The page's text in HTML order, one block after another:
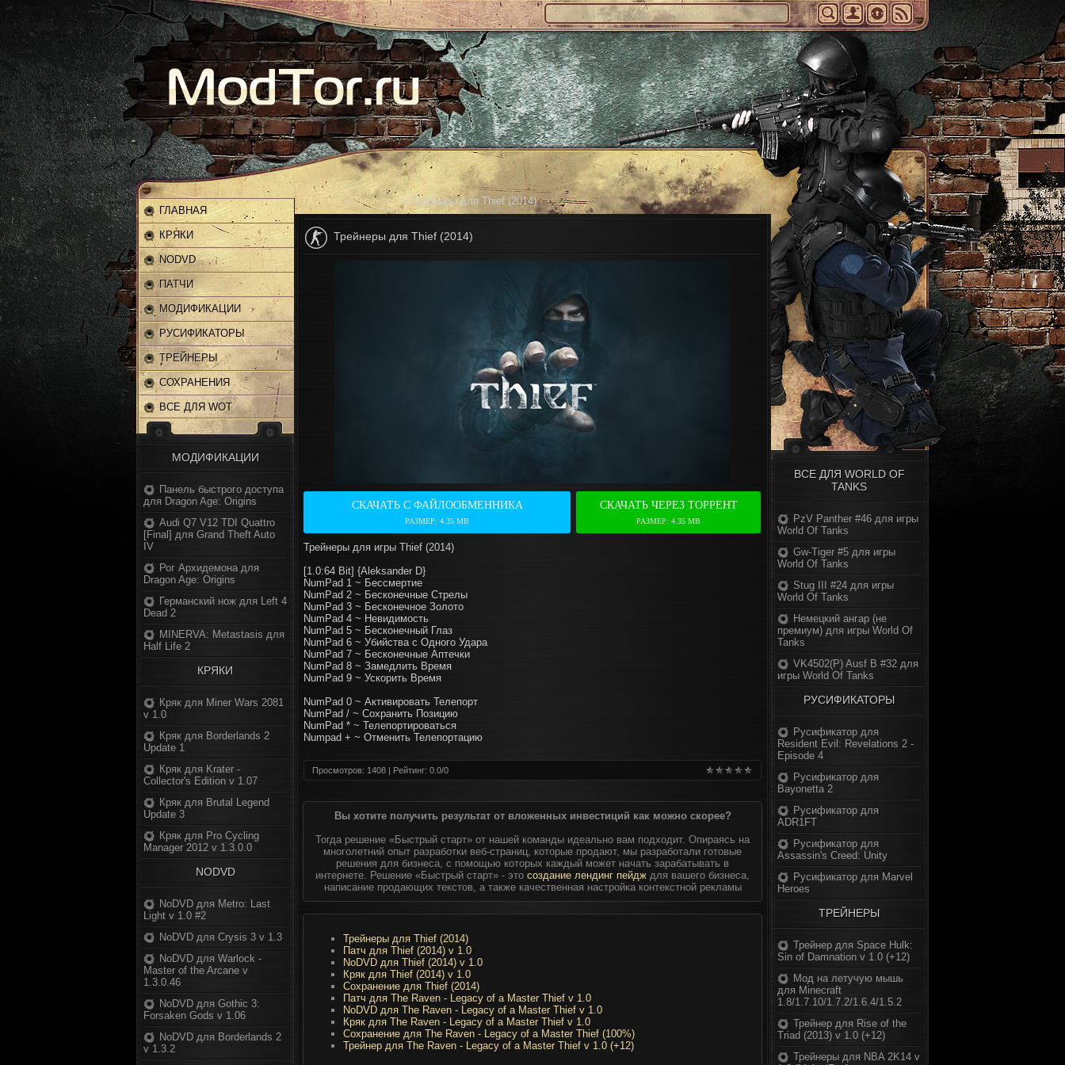
ГЛАВНАЯ
КРЯКИ
NODVD
ПАТЧИ
МОДИФИКАЦИИ
РУСИФИКАТОРЫ
ТРЕЙНЕРЫ
СОХРАНЕНИЯ
ВСЕ ДЛЯ WOT
МОДИФИКАЦИИ
Панель быстрого доступа
для Dragon Age: Origins
Audi Q7 V12 TDI Quattro
[Final] для Grand Theft Auto
IV
Рог Архидемона для
Dragon Age: Origins
Германский нож для Left 4
Dead 2
MINERVA: Metastasis для
Half Life 2
КРЯКИ
Кряк для Miner Wars 2081
v 1.0
Кряк для Borderlands 2
Update 1
Кряк для Krater -
Collector's Edition v 1.07
Кряк для Brutal Legend
Update 3
Кряк для Pro Cycling
Manager 2012 v 1.3.0.0
NODVD
NoDVD для Metro: Last
Light v 1.0 #2
NoDVD для Crysis 3 v 1.3
NoDVD для Warlock -
Master of the Arcane v
1.3.0.46
NoDVD для Gothic 3:
Forsaken Gods v 1.06
NoDVD для Borderlands 2
v 1.3.2
Главная» Трейнеры» Трейнеры для Thief (2014)
Трейнеры для Thief (2014)
СКАЧАТЬ С ФАЙЛООБМЕННИКА
РАЗМЕР: 4.35 MB
СКАЧАТЬ ЧЕРЕЗ ТОРРЕНТ
РАЗМЕР: 4.35 MB
Трейнеры для игры Thief (2014)
[1.0:64 Bit] {Aleksander D}
NumPad 1 ~ Бессмертие
NumPad 2 ~ Бесконечные Стрелы
NumPad 3 ~ Бесконечное Золото
NumPad 4 ~ Невидимость
NumPad 5 ~ Бесконечный Глаз
NumPad 6 ~ Убийства с Одного Удара
NumPad 7 ~ Бесконечные Аптечки
NumPad 8 ~ Замедлить Время
NumPad 9 ~ Ускорить Время
NumPad 0 ~ Активировать Телепорт
NumPad / ~ Сохранить Позицию
NumPad * ~ Телепортироваться
Numpad + ~ Отменить Телепортацию
Просмотров: 1408 | Рейтинг: 0.0/0
Вы хотите получить результат от вложенных инвестиций как можно скорее?
Тогда решение «Быстрый старт» от нашей команды идеально вам подходит. Опираясь на
многолетний опыт разработки веб-страниц, которые продают, мы разработали готовые
решения для бизнеса, с помощью которых каждый может начать зарабатывать в
интернете. Решение «Быстрый старт» - это создание лендинг пейдж для вашего бизнеса,
написание продающих текстов, а также качественная настройка контекстной рекламы
Трейнеры для Thief (2014)
Патч для Thief (2014) v 1.0
NoDVD для Thief (2014) v 1.0
Кряк для Thief (2014) v 1.0
Сохранение для Thief (2014)
Патч для The Raven - Legacy of a Master Thief v 1.0
NoDVD для The Raven - Legacy of a Master Thief v 1.0
Кряк для The Raven - Legacy of a Master Thief v 1.0
Сохранение для The Raven - Legacy of a Master Thief (100%)
Трейнер для The Raven - Legacy of a Master Thief v 1.0 (+12)
ВСЕ ДЛЯ WORLD OF
TANKS
PzV Panther #46 для игры
World Of Tanks
Gw-Tiger #5 для игры
World Of Tanks
Stug III #24 для игры
World Of Tanks
Немецкий ангар (не
премиум) для игры World Of
Tanks
VK4502(P) Ausf B #32 для
игры World Of Tanks
РУСИФИКАТОРЫ
Русификатор для
Resident Evil: Revelations 2 -
Episode 4
Русификатор для
Bayonetta 2
Русификатор для
ADR1FT
Русификатор для
Assassin's Creed: Unity
Русификатор для Marvel
Heroes
ТРЕЙНЕРЫ
Трейнер для Space Hulk:
Sin of Damnation v 1.0 (+12)
Мод на летучую мышь
для Minecraft
1.8/1.7.10/1.7.2/1.6.4/1.5.2
Трейнер для Rise of the
Triad (2013) v 1.0 (+12)
Трейнеры для NBA 2K14 v